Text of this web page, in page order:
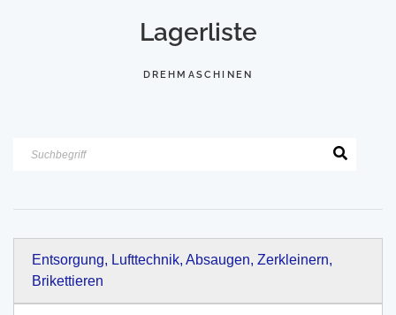
Lagerliste
DREHMASCHINEN
Entsorgung, Lufttechnik, Absaugen, Zerkleinern,
Brikettieren